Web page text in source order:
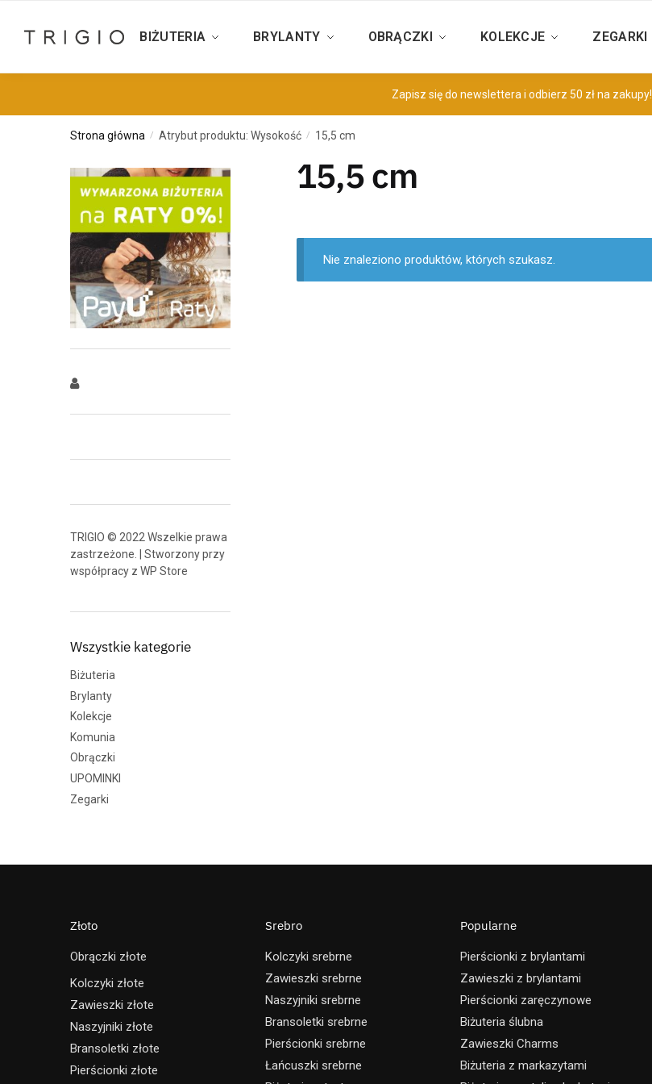
BIŻUTERIA BRYLANTY OBRĄCZKI KOLEKCJE ZEGARKI
Zapisz się do newslettera i odbierz 50 zł na zakupy!
Strona główna / Atrybut produktu: Wysokość / 15,5 cm
15,5 cm
Nie znaleziono produktów, których szukasz.
TRIGIO © 2022 Wszelkie prawa
zastrzeżone. | Stworzony przy
współpracy z WP Store
Wszystkie kategorie
Biżuteria
Brylanty
Kolekcje
Komunia
Obrączki
UPOMINKI
Zegarki
Złoto
Obrączki złote
Kolczyki złote
Zawieszki złote
Naszyjniki złote
Bransoletki złote
Pierścionki złote
Srebro
Kolczyki srebrne
Zawieszki srebrne
Naszyjniki srebrne
Bransoletki srebrne
Pierścionki srebrne
Łańcuszki srebrne
Popularne
Pierścionki z brylantami
Zawieszki z brylantami
Pierścionki zaręczynowe
Biżuteria ślubna
Zawieszki Charms
Biżuteria z markazytami